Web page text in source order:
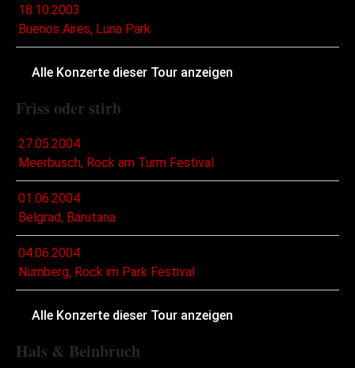
18.10.2003
Buenos Aires, Luna Park
Alle Konzerte dieser Tour anzeigen
Friss oder stirb
27.05.2004
Meerbusch, Rock am Turm Festival
01.06.2004
Belgrad, Barutana
04.06.2004
Nürnberg, Rock im Park Festival
Alle Konzerte dieser Tour anzeigen
Hals & Beinbruch